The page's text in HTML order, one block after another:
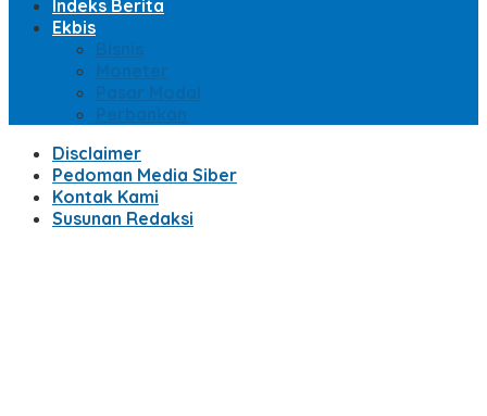
Indeks Berita
Ekbis
Bisnis
Moneter
Pasar Modal
Perbankan
Disclaimer
Pedoman Media Siber
Kontak Kami
Susunan Redaksi